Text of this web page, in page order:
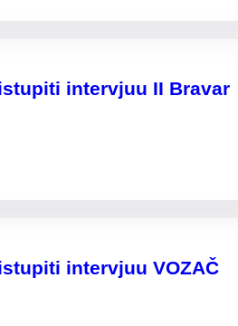
intervjuu II Bravar
intervjuu VOZAČ